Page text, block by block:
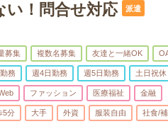
い！問合せ対応 派遣
募集 複数名募集 友達と一緒OK
務 週4日勤務 週5日勤務 土日祝休
ファッション 医療福祉 金融
5分 大手 外資 服装自由 社食/